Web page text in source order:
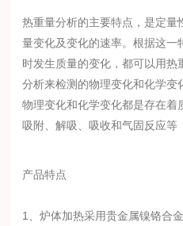
热重量分析的主要特点，是定量
量变化及变化的速率。根据这一
时发生质量的变化，都可以用
分析来检测的物理变化和化学变
物理变化和化学变化都是存在着
吸附、解吸、吸收和气固反应等
产品特点
1、炉体加热采用贵金属镍铬合